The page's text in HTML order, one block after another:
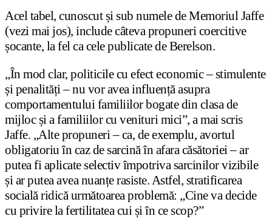
Acel tabel, cunoscut și sub numele de Memoriul Jaffe
(vezi mai jos), include câteva propuneri coercitive
șocante, la fel ca cele publicate de Berelson.
„În mod clar, politicile cu efect economic – stimulente
și penalități – nu vor avea influență asupra
comportamentului familiilor bogate din clasa de
mijloc și a familiilor cu venituri mici”, a mai scris
Jaffe. „Alte propuneri – ca, de exemplu, avortul
obligatoriu în caz de sarcină în afara căsătoriei – ar
putea fi aplicate selectiv împotriva sarcinilor vizibile
și ar putea avea nuanțe rasiste. Astfel, stratificarea
socială ridică următoarea problemă: „Cine va decide
cu privire la fertilitatea cui și în ce scop?”